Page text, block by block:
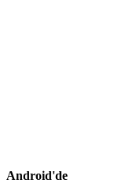
Android'de